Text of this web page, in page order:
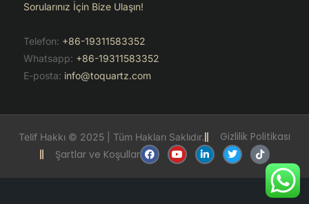
Sorularınız İçin Bize Ulaşın!
Telefon: +86-19311583352
Whatsapp: +86-19311583352
E-posta: info@toquartz.com
Telif Hakkı © 2025 | Tüm Hakları Saklıdır.
Gizlilik Politikası
Şartlar ve Koşullar
F
a
c
Y
o
u
L
i
n
T
w
i
T
i
k